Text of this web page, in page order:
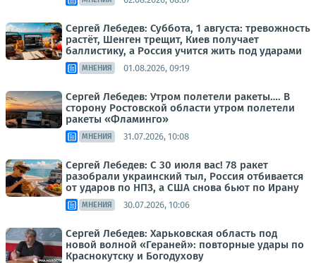
Сергей Лебедев: Суббота, 1 августа: тревожность
растёт, Шенген трещит, Киев получает
баллистику, а Россия учится жить под ударами
МНЕНИЯ 01.08.2026, 09:19
Сергей Лебедев: Утром полетели ракеты…. В
сторону Ростовской области утром полетели
ракеты «Фламинго»
МНЕНИЯ 31.07.2026, 10:08
Сергей Лебедев: С 30 июля вас! 78 ракет
разобрали украинский тыл, Россия отбивается
от ударов по НПЗ, а США снова бьют по Ирану
МНЕНИЯ 30.07.2026, 10:06
Сергей Лебедев: Харьковская область под
новой волной «Гераней»: повторные удары по
Краснокутску и Богодухову